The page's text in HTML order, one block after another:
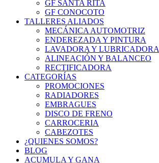
GF SANTA RITA
GF CONOCOTO
TALLERES ALIADOS
MECÁNICA AUTOMOTRIZ
ENDEREZADA Y PINTURA
LAVADORA Y LUBRICADORA
ALINEACIÓN Y BALANCEO
RECTIFICADORA
CATEGORÍAS
PROMOCIONES
RADIADORES
EMBRAGUES
DISCO DE FRENO
CARROCERIA
CABEZOTES
¿QUIENES SOMOS?
BLOG
ACUMULA Y GANA